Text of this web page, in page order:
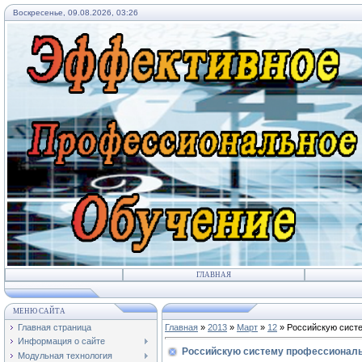
Воскресенье, 09.08.2026, 03:26
ГЛАВНАЯ
МЕНЮ САЙТА
Главная страница
Информация о сайте
Модульная технология
Главная » 2013 » Март » 12 » Российскую
Российскую систему